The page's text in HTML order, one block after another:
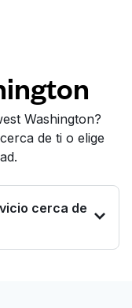
Washington?
de ti o elige
cerca de